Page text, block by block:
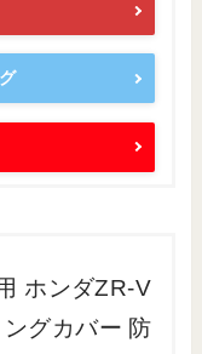
ホンダZR-V
グカバー 防